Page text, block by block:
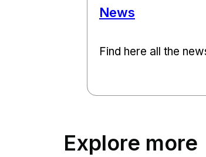
News
Find here all the
Explore more